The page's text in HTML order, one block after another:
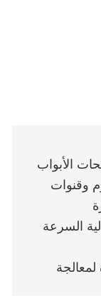
الأبواب
وقنوات
السرعة